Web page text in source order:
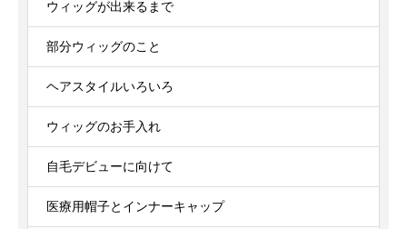
ウィッグが出来るまで
部分ウィッグのこと
ヘアスタイルいろいろ
ウィッグのお手入れ
自毛デビューに向けて
医療用帽子とインナーキャップ